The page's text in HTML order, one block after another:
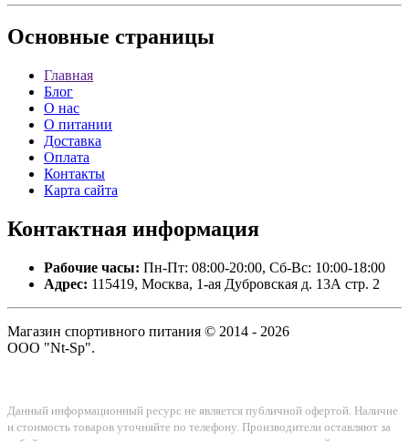
Основные страницы
Главная
Блог
О нас
О питании
Доставка
Оплата
Контакты
Карта сайта
Контактная информация
Рабочие часы: Пн-Пт: 08:00-20:00, Сб-Вс: 10:00-18:00
Адрес: 115419, Москва, 1-ая Дубровская д. 13А стр. 2
Магазин спортивного питания © 2014 - 2026
ООО "Nt-Sp".
Данный информационный ресурс не является публичной офертой. Наличие
и стоимость товаров уточняйте по телефону. Производители оставляют за